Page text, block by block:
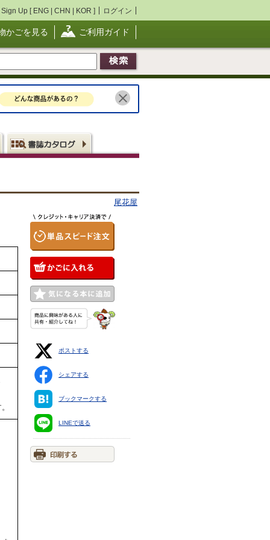
Sign Up [ ENG | CHN | KOR ] ログイン
かごを見る ご利用ガイド
尾花屋
ポストする
シェアする
ブックマークする
LINEで送る